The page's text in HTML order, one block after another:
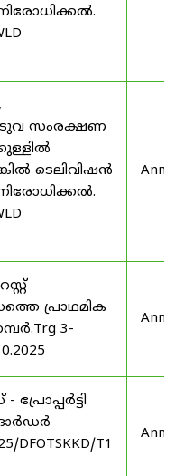
സംരക്ഷണ
ടെലിവിഷൻ
പ്രാഥമിക
3-
പ്രോപ്പർട്ടി
ഓർഡർ
DFOTSKKD/T1